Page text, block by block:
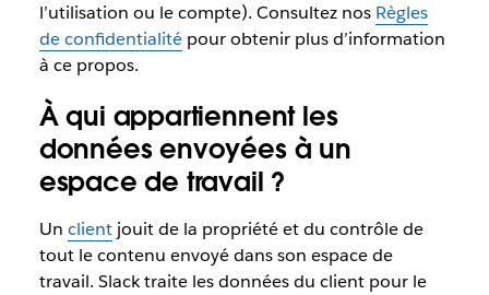
l’utilisation ou le compte). Consultez nos Règles
de confidentialitépour obtenir plus d’information
à ce propos.
À qui appartiennent les
données envoyées à un
espace de travail ?
Un clientjouit de la propriété et du contrôle de
tout le contenu envoyé dans son espace de
travail. Slack traite les données du client pour le